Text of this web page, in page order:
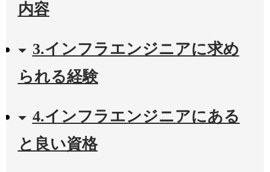
内容
3.インフラエンジニアに求め
られる経験
4.インフラエンジニアにある
と良い資格